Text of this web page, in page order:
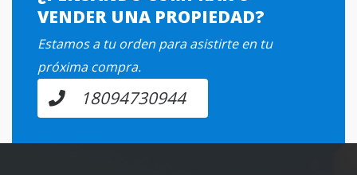
VENDER UNA PROPIEDAD?
Estamos a tu orden para asistirte en tu
próxima compra.
18094730944